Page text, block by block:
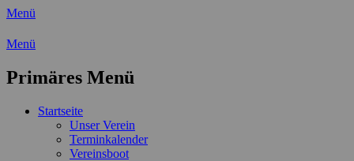
Menü
Wassersport-Verein 1921 e.V.
Freizeit mit der ganzen Familie
Menü
Primäres Menü
Zum
Startseite
Unser Verein
Terminkalender
Vereinsboot